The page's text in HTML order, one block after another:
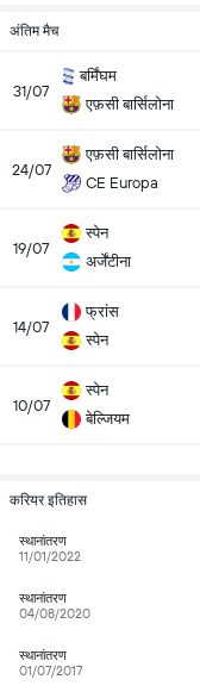
अंतिम मैच
31/07
बर्मिंघम
एफ़सी बार्सिलोना
24/07
एफ़सी बार्सिलोना
CE Europa
19/07
स्पेन
अर्जेंटीना
14/07
फ्रांस
स्पेन
10/07
स्पेन
बेल्जियम
करियर इतिहास
स्थानांतरण
11/01/2022
स्थानांतरण
04/08/2020
स्थानांतरण
01/07/2017